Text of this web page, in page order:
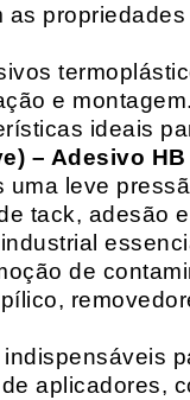
e
ideais
– Adesivo
leve
tack, adesão
de
aplicadores,